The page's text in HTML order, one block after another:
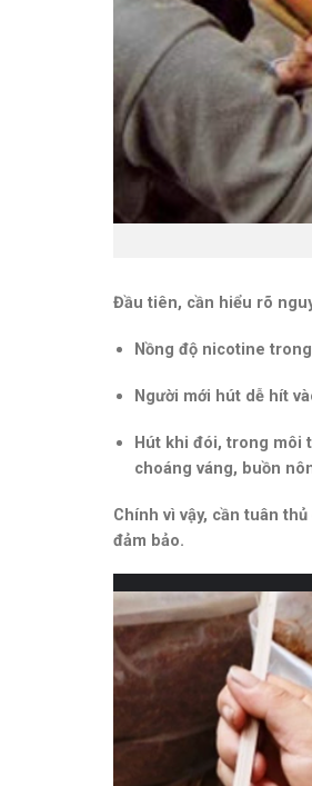
Đầu tiên, cần hiểu rõ
Nồng độ nicotine
Người mới hút dễ hít
Hút khi đói, trong môi
choáng váng, buồn
Chính vì vậy, cần tuân
đảm bảo.